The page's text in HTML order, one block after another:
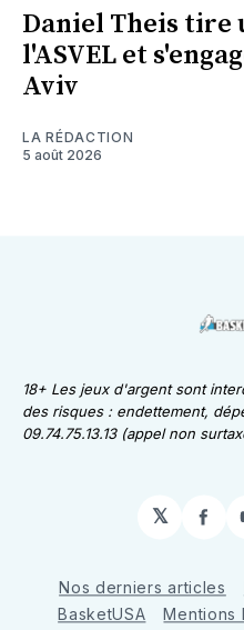
Daniel Theis tire
l'ASVEL et
Aviv
LA RÉDACTION
5 août 2026
18+ Les jeux d'argent sont
des risques : endettement,
09.74.75.13.13 (appel non
𝕏
Nos derniers articles
BasketUSA
Mentions